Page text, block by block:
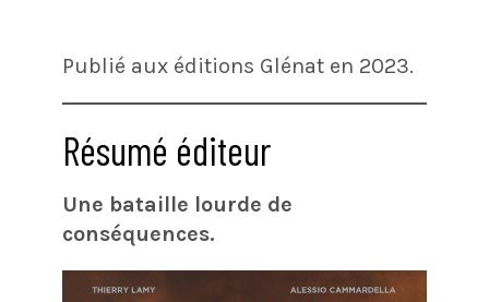
Publié aux éditions Glénat en 2023.
Résumé éditeur
Une bataille lourde de
conséquences.